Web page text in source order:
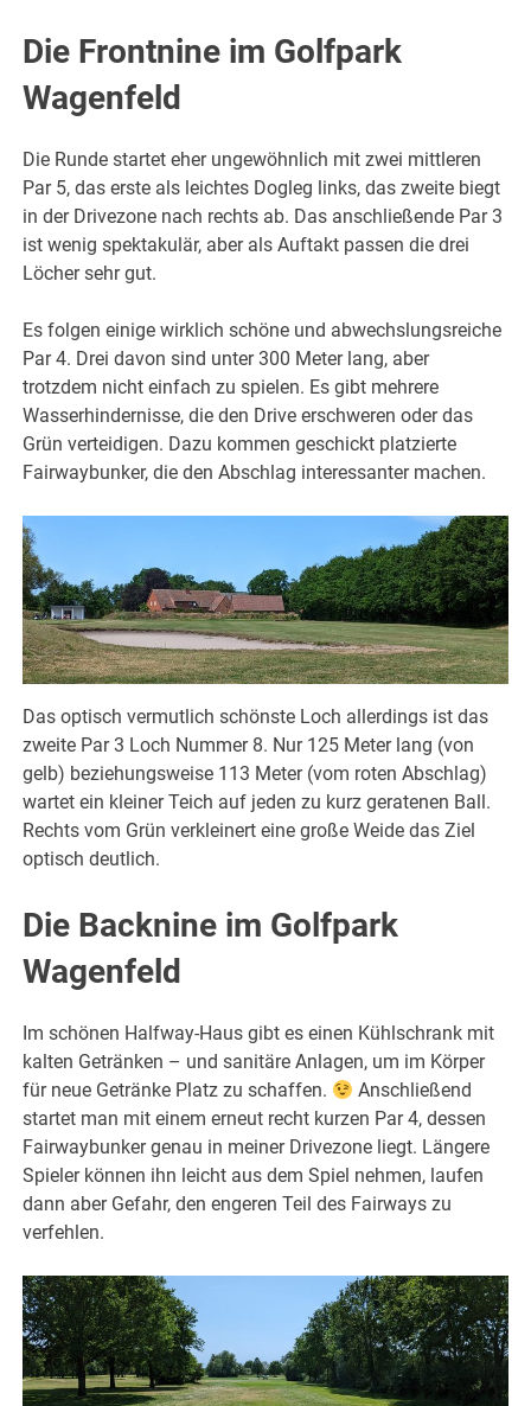
Die Frontnine im Golfpark
Wagenfeld
Die Runde startet eher ungewöhnlich mit zwei mittleren
Par 5, das erste als leichtes Dogleg links, das zweite biegt
in der Drivezone nach rechts ab. Das anschließende Par 3
ist wenig spektakulär, aber als Auftakt passen die drei
Löcher sehr gut.
Es folgen einige wirklich schöne und abwechslungsreiche
Par 4. Drei davon sind unter 300 Meter lang, aber
trotzdem nicht einfach zu spielen. Es gibt mehrere
Wasserhindernisse, die den Drive erschweren oder das
Grün verteidigen. Dazu kommen geschickt platzierte
Fairwaybunker, die den Abschlag interessanter machen.
Das optisch vermutlich schönste Loch allerdings ist das
zweite Par 3 Loch Nummer 8. Nur 125 Meter lang (von
gelb) beziehungsweise 113 Meter (vom roten Abschlag)
wartet ein kleiner Teich auf jeden zu kurz geratenen Ball.
Rechts vom Grün verkleinert eine große Weide das Ziel
optisch deutlich.
Die Backnine im Golfpark
Wagenfeld
Im schönen Halfway-Haus gibt es einen Kühlschrank mit
kalten Getränken – und sanitäre Anlagen, um im Körper
für neue Getränke Platz zu schaffen.
Anschließend
startet man mit einem erneut recht kurzen Par 4, dessen
Fairwaybunker genau in meiner Drivezone liegt. Längere
Spieler können ihn leicht aus dem Spiel nehmen, laufen
dann aber Gefahr, den engeren Teil des Fairways zu
verfehlen.